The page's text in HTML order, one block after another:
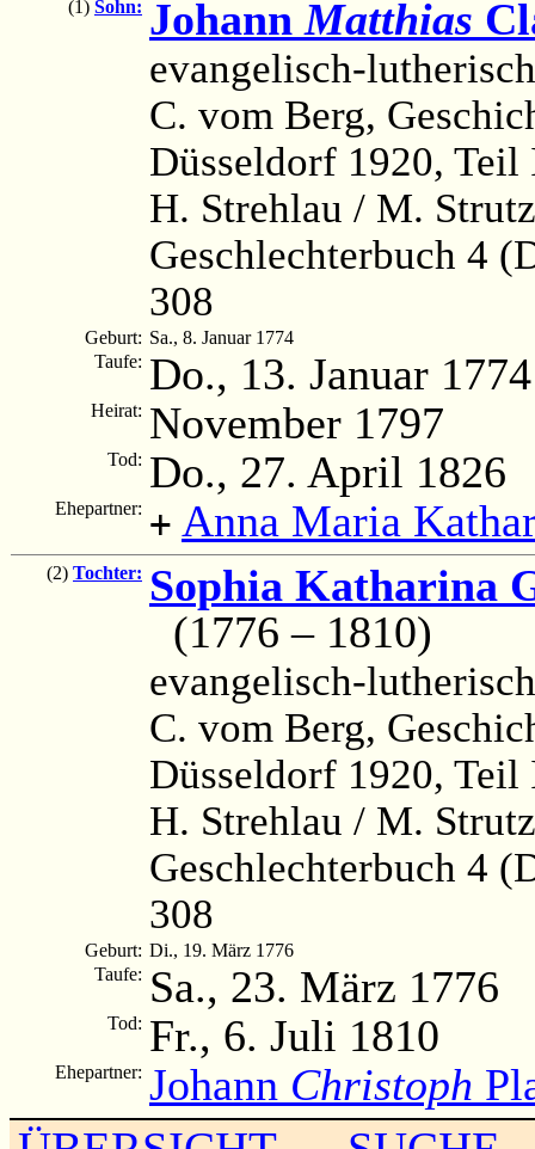
(1) Sohn: JohannMatthias
evangelisch-
C. vom Berg,
Düsseldorf 1920, Teil
H. Strehlau / M.
Geschlechterbuch 4
308
Geburt: Sa., 8. Januar 1774
Taufe: Do., 13. Januar 1774
Heirat: November 1797
Tod: Do., 27. April 1826
Ehepartner: + Anna Maria
(2) Tochter: Sophia Katharina
(1776 – 1810)
evangelisch-lutherisch
C. vom Berg,
Düsseldorf 1920, Teil
H. Strehlau / M.
Geschlechterbuch 4
308
Geburt: Di., 19. März 1776
Taufe: Sa., 23. März 1776
Tod: Fr., 6. Juli 1810
Ehepartner: Johann Christoph